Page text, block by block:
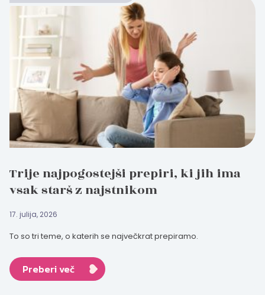
Trije najpogostejši prepiri, ki jih ima
vsak starš z najstnikom
17. julija, 2026
To so tri teme, o katerih se največkrat prepiramo.
Preberi več